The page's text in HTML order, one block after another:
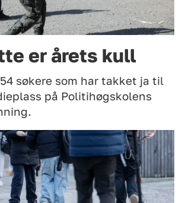
er årets kull
søkere som har takket ja til
på Politihøgskolens